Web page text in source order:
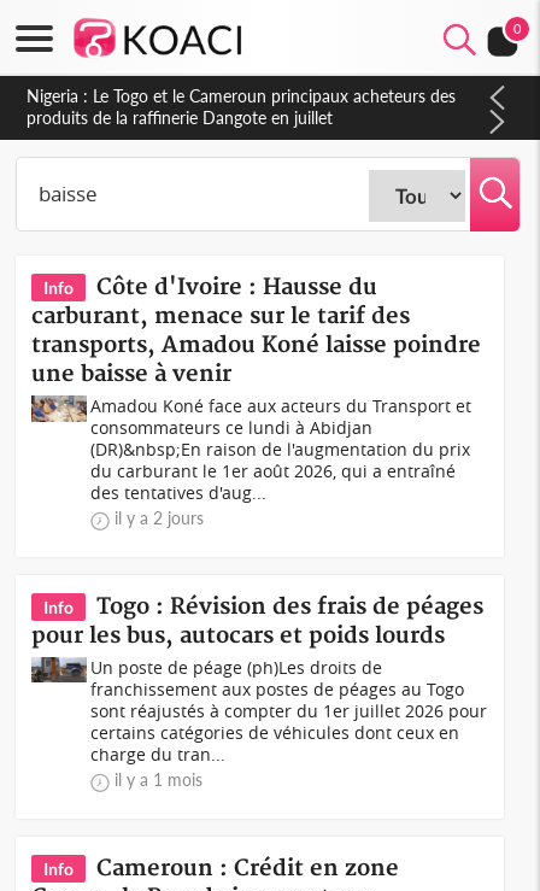
0
Info
Côte d'Ivoire : Hausse du
carburant, menace sur le tarif des
transports, Amadou Koné laisse poindre
une baisse à venir
Amadou Koné face aux acteurs du Transport et
consommateurs ce lundi à Abidjan
(DR)&nbsp;En raison de l'augmentation du prix
du carburant le 1er août 2026, qui a entraîné
des tentatives d'aug...
il y a 2 jours
Info
Togo : Révision des frais de péages
pour les bus, autocars et poids lourds
Un poste de péage (ph)Les droits de
franchissement aux postes de péages au Togo
sont réajustés à compter du 1er juillet 2026 pour
certains catégories de véhicules dont ceux en
charge du tran...
il y a 1 mois
Info
Cameroun : Crédit en zone